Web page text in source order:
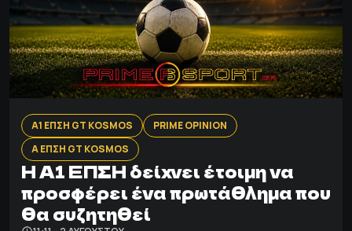
Α1 ΕΠΣΗ GT KOSMOS
PRIME OPINION
Α ΕΠΣΗ GT KOSMOS
Η Α1 ΕΠΣΗ δείχνει έτοιμη να
προσφέρει ένα πρωτάθλημα που
θα συζητηθεί